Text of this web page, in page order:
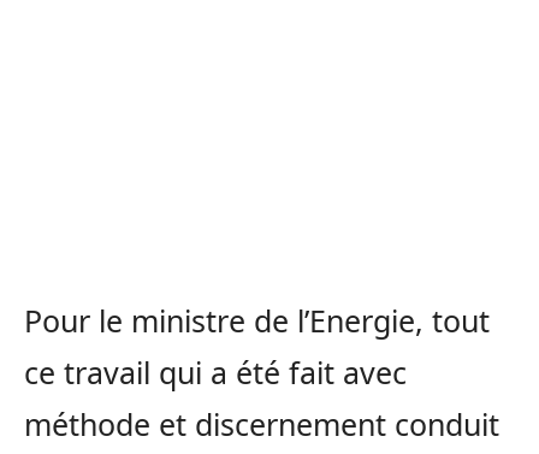
Pour le ministre de l’Energie, tout
ce travail qui a été fait avec
méthode et discernement conduit